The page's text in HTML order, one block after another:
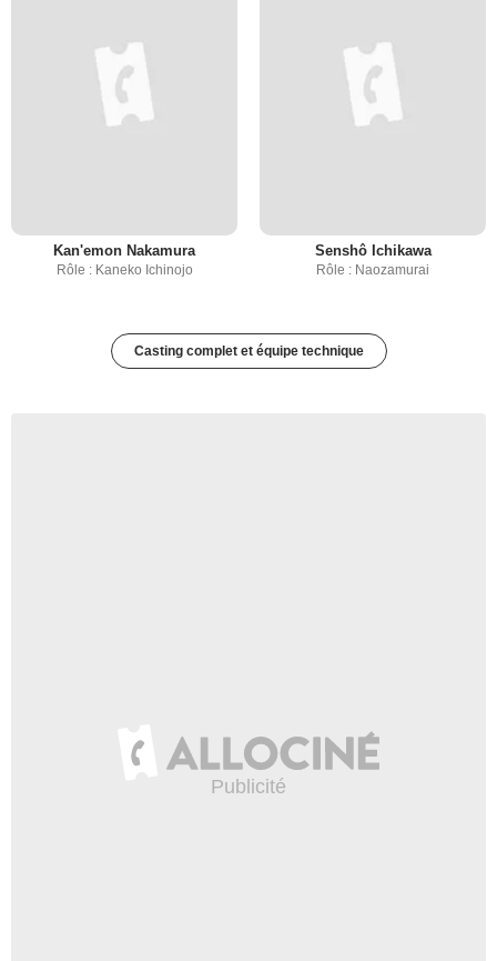
Kan'emon Nakamura
Rôle : Kaneko Ichinojo
Senshô Ichikawa
Rôle : Naozamurai
Casting complet et équipe technique